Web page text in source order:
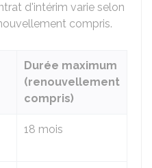
d'intérim varie selon
compris.
Durée maximum
(renouvellement
compris)
18 mois